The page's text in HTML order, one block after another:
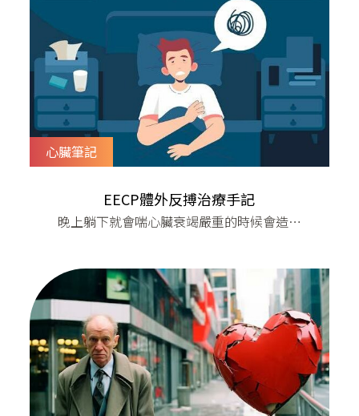
心臟筆記
EECP體外反搏治療手記
晚上躺下就會喘​心臟衰竭嚴重的時候會造成
來，造成液體堆積，滲出到肺泡之內，會讓
患者喘個不停～～特別因為重力的關係，身
體躺平時特別不舒服，導致患者夜不成眠，
無法好好睡覺